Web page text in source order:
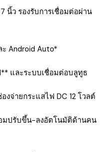
นิ้ว รองรับการเชื่อมต่อผ่าน
ะ Android Auto*
และระบบเชื่อมต่อบลูทูธ
จ่ายกระแสไฟ DC 12 โวลต์
มปรับขึ้น-ลงอัตโนมัติด้านคน